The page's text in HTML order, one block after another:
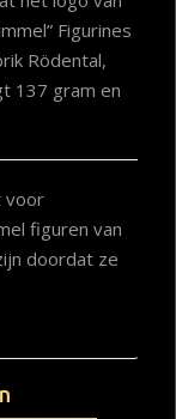
Figurines
Rödental,
137 gram en
voor
figuren van
doordat ze